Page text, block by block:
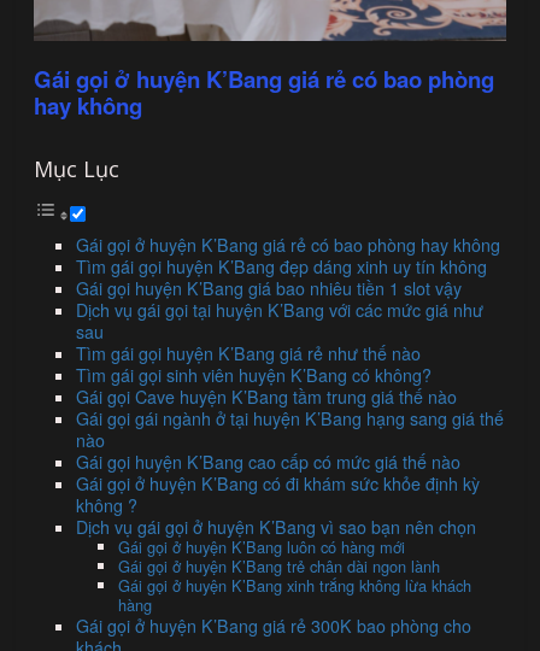
Gái gọi ở huyện K’Bang giá rẻ có bao phòng
hay không
Mục Lục
Gái gọi ở huyện K’Bang giá rẻ có bao phòng hay không
Tìm gái gọi huyện K’Bang đẹp dáng xinh uy tín không
Gái gọi huyện K’Bang giá bao nhiêu tiền 1 slot vậy
Dịch vụ gái gọi tại huyện K’Bang với các mức giá như
sau
Tìm gái gọi huyện K’Bang giá rẻ như thế nào
Tìm gái gọi sinh viên huyện K’Bang có không?
Gái gọi Cave huyện K’Bang tầm trung giá thế nào
Gái gọi gái ngành ở tại huyện K’Bang hạng sang giá thế
nào
Gái gọi huyện K’Bang cao cấp có mức giá thế nào
Gái gọi ở huyện K’Bang có đi khám sức khỏe định kỳ
không ?
Dịch vụ gái gọi ở huyện K’Bang vì sao bạn nên chọn
Gái gọi ở huyện K’Bang luôn có hàng mới
Gái gọi ở huyện K’Bang trẻ chân dài ngon lành
Gái gọi ở huyện K’Bang xinh trắng không lừa khách
hàng
Gái gọi ở huyện K’Bang giá rẻ 300K bao phòng cho